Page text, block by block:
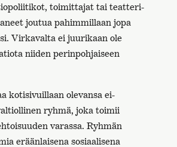
toimittajat tai teatteri-
joutua pahimmillaan jopa
Virkavalta ei juurikaan ole
niiden perinpohjaiseen
kotisivuillaan olevansa ei-
ryhmä, joka toimii
varassa. Ryhmän
eräänlaisena sosiaalisena